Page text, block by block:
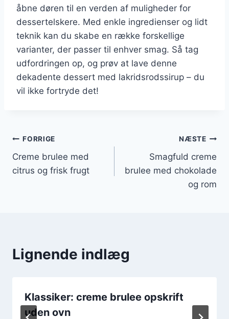
åbne døren til en verden af muligheder for
dessertelskere. Med enkle ingredienser og lidt
teknik kan du skabe en række forskellige
varianter, der passer til enhver smag. Så tag
udfordringen op, og prøv at lave denne
dekadente dessert med lakridsrodssirup – du
vil ikke fortryde det!
Indlægsnavigation
FORRIGE
Creme brulee med
citrus og frisk frugt
NÆSTE
Smagfuld creme
brulee med chokolade
og rom
Lignende indlæg
Klassiker: creme brulee opskrift
uden ovn